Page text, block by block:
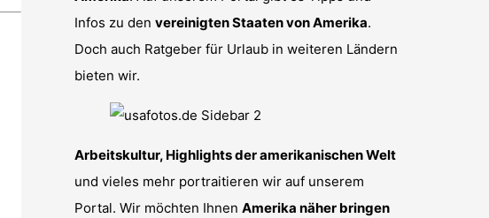
Infos zu den vereinigten Staaten von Amerika.
Doch auch Ratgeber für Urlaub in weiteren Ländern
bieten wir.
Arbeitskultur, Highlights der amerikanischen Welt
und vieles mehr portraitieren wir auf unserem
Portal. Wir möchten Ihnen Amerika näher bringen